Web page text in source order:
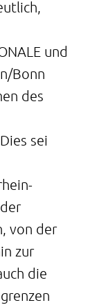
und
Bonn
des
sei
von der
zur
die